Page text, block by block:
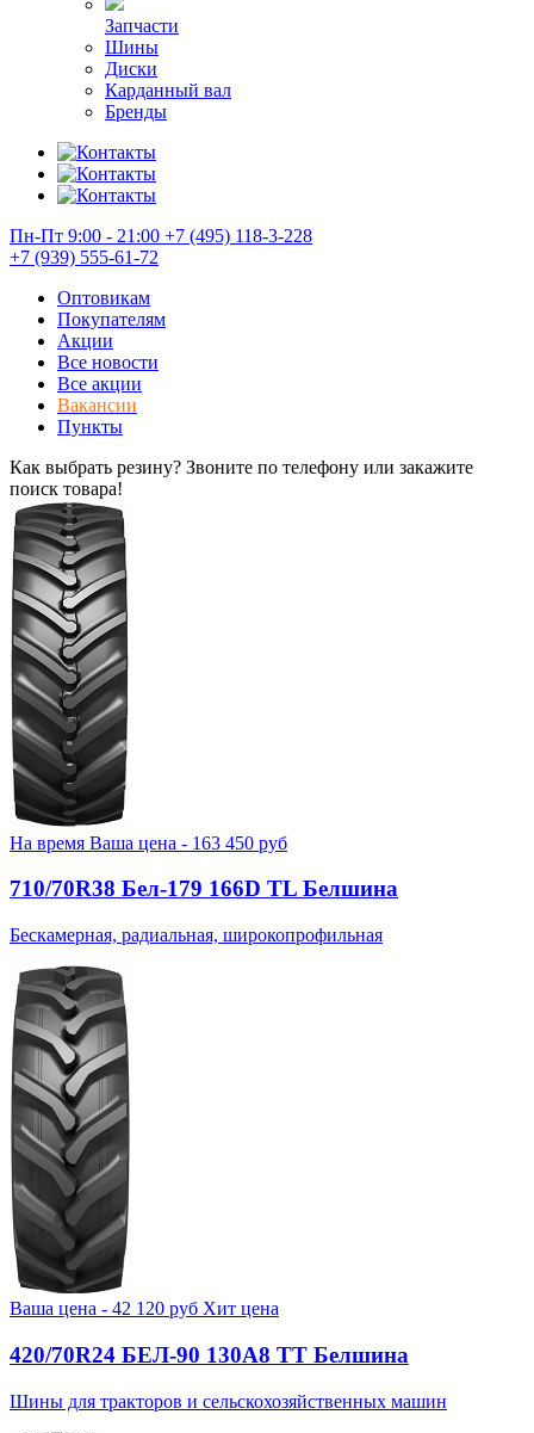
Запчасти
Шины
Диски
Карданный вал
Бренды
Пн-Пт 9:00 - 21:00 +7 (495) 118-3-228
+7 (939) 555-61-72
Оптовикам
Покупателям
Акции
Все новости
Все акции
Вакансии
Пункты
Как выбрать резину? Звоните по телефону или закажите
поиск товара!
На время Ваша цена - 163 450 руб
710/70R38 Бел-179 166D TL Белшина
Бескамерная, радиальная, широкопрофильная
Ваша цена - 42 120 руб Хит цена
420/70R24 БЕЛ-90 130А8 TT Белшина
Шины для тракторов и сельскохозяйственных машин